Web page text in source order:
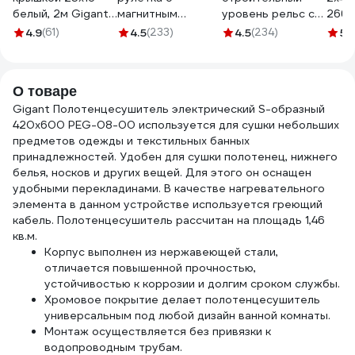
белый, 2м Gigant
79003-2GI
4.9(61)
магнитным
крюком, 5x25мм
4.5(233)
уровень рельс с
разметкой
4.5(234)
5
О товаре
Gigant Полотенцесушитель электрический S-образный
420x600 PEG-08-00 используется для сушки небольших
предметов одежды и текстильных банных
принадлежностей. Удобен для сушки полотенец, нижнего
белья, носков и других вещей. Для этого он оснащен
удобными перекладинами. В качестве нагревательного
элемента в данном устройстве используется греющий
кабель. Полотенцесушитель рассчитан на площадь 1,46
кв.м.
Корпус выполнен из нержавеющей стали,
отличается повышенной прочностью,
устойчивостью к коррозии и долгим сроком службы.
Хромовое покрытие делает полотенцесушитель
универсальным под любой дизайн ванной комнаты.
Монтаж осуществляется без привязки к
водопроводным трубам.